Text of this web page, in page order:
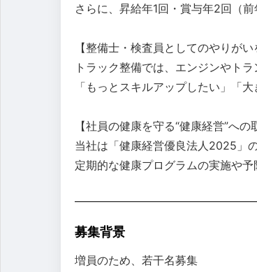
さらに、昇給年1回・賞与年2回（
【整備士・検査員としてのやりがい
トラック整備では、エンジンやト
「もっとスキルアップしたい」「
【社員の健康を守る“健康経営”への
当社は「健康経営優良法人2025」
定期的な健康プログラムの実施や
募集背景
増員のため、若干名募集